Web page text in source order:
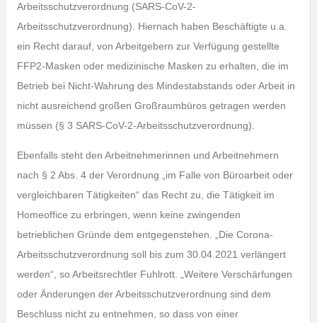
Arbeitsschutzverordnung (SARS-CoV-2-
Arbeitsschutzverordnung). Hiernach haben Beschäftigte u.a.
ein Recht darauf, von Arbeitgebern zur Verfügung gestellte
FFP2-Masken oder medizinische Masken zu erhalten, die im
Betrieb bei Nicht-Wahrung des Mindestabstands oder Arbeit in
nicht ausreichend großen Großraumbüros getragen werden
müssen (§ 3 SARS-CoV-2-Arbeitsschutzverordnung).
Ebenfalls steht den Arbeitnehmerinnen und Arbeitnehmern
nach § 2 Abs. 4 der Verordnung „im Falle von Büroarbeit oder
vergleichbaren Tätigkeiten“ das Recht zu, die Tätigkeit im
Homeoffice zu erbringen, wenn keine zwingenden
betrieblichen Gründe dem entgegenstehen. „Die Corona-
Arbeitsschutzverordnung soll bis zum 30.04.2021 verlängert
werden“, so Arbeitsrechtler Fuhlrott. „Weitere Verschärfungen
oder Änderungen der Arbeitsschutzverordnung sind dem
Beschluss nicht zu entnehmen, so dass von einer